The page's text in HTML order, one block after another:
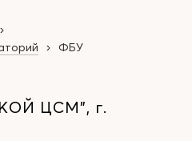
ФБУ
ЦСМ", г.